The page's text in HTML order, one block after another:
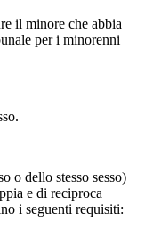
il minore che abbia
per i minorenni
o dello stesso sesso)
e di reciproca
i seguenti requisiti: